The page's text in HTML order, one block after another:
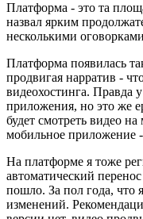
Платформа - это та
назвал ярким
несколькими
Платформа появилась
продвигая нарратив -
видеохостинга. Правда
приложения, но это же
будет смотреть видео
мобильное приложение
На платформе я тоже
автоматический
пошло. За пол года, что
изменений.